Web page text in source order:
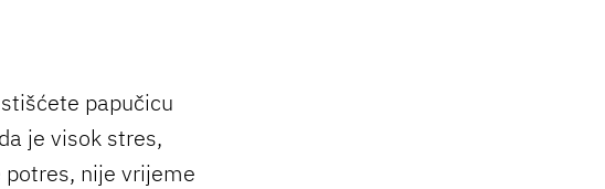
papučicu
je visok stres,
nije vrijeme